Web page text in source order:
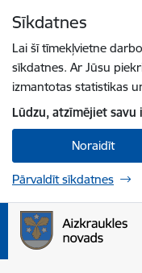
Sīkdatnes
Lai šī tīmekļvietne
sīkdatnes. Ar Jūsu
izmantotas statistikas
Lūdzu, atzīmējiet savu
Noraidīt
Pārvaldīt sīkdatnes